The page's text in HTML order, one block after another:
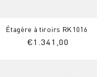
Étagère à tiroirs RK1016
Prix
€1.341,00